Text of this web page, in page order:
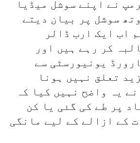
نے اپنے سوشل میڈیا
سوشل پر بیان دیتے
اب ایک ارب ڈالر
کر رہے ہیں اور
یونیورسٹی سے
تعلق نہیں ہونا
یہ واضح نہیں کیا کہ
پر طے کی گئی یا کن
کے ازالے کے لیے مانگی